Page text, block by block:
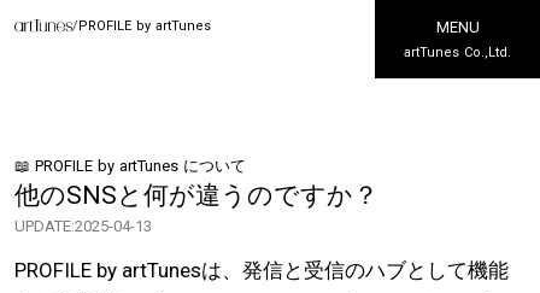
MENU
artTunes Co.,Ltd.
/PROFILE by artTunes
📖 PROFILE by artTunes について
他のSNSと何が違うのですか？
UPDATE:2025-04-13
PROFILE by artTunesは、発信と受信のハブとして機能